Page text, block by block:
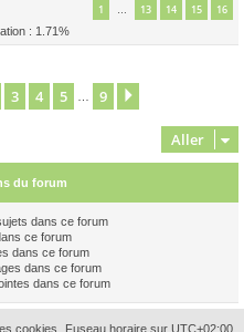
1 … 13 14 15 16
: 1.71%
9
3 4 5 9
Aller
du forum
dans ce forum
ce forum
dans ce forum
dans ce forum
dans ce forum
Fuseau horaire sur UTC+02:00
cookies